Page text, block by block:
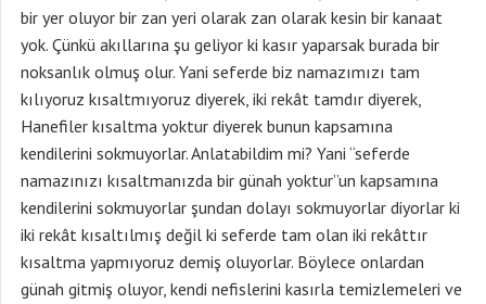
bir yer oluyor bir zan yeri olarak zan olarak kesin bir kanaat
yok. Çünkü akıllarına şu geliyor ki kasır yaparsak burada bir
noksanlık olmuş olur. Yani seferde biz namazımızı tam
kılıyoruz kısaltmıyoruz diyerek, iki rekât tamdır diyerek,
Hanefiler kısaltma yoktur diyerek bunun kapsamına
kendilerini sokmuyorlar. Anlatabildim mi? Yani “seferde
namazınızı kısaltmanızda bir günah yoktur”un kapsamına
kendilerini sokmuyorlar şundan dolayı sokmuyorlar diyorlar ki
iki rekât kısaltılmış değil ki seferde tam olan iki rekâttır
kısaltma yapmıyoruz demiş oluyorlar. Böylece onlardan
günah gitmiş oluyor, kendi nefislerini kasırla temizlemeleri ve